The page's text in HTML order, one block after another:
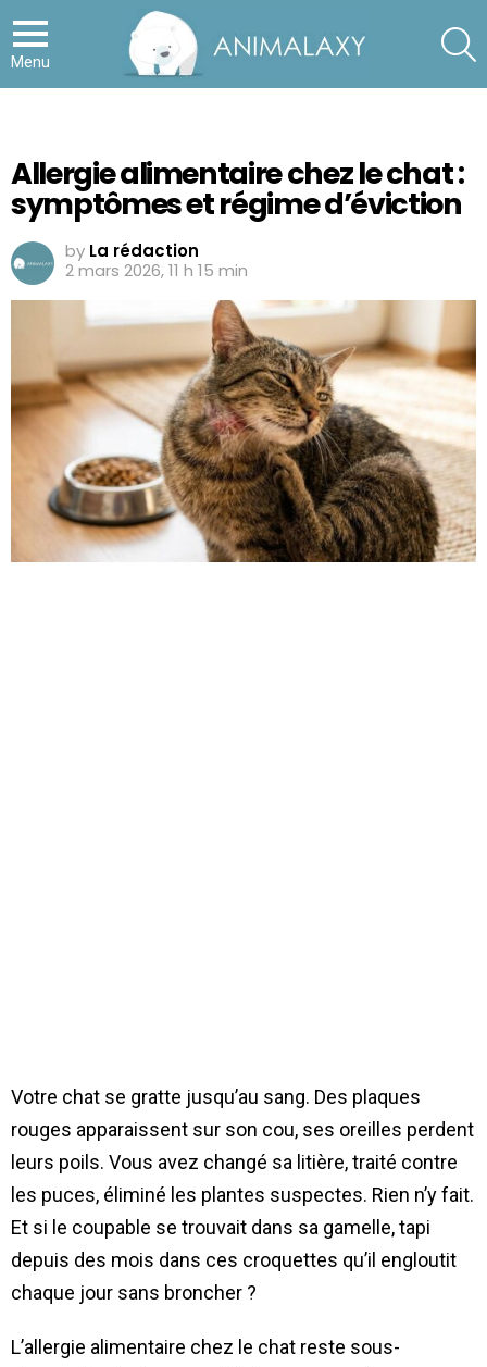
Menu
Allergie alimentaire chez le chat :
symptômes et régime d’éviction
by La rédaction
2 mars 2026, 11 h 15 min
Votre chat se gratte jusqu’au sang. Des plaques
rouges apparaissent sur son cou, ses oreilles perdent
leurs poils. Vous avez changé sa litière, traité contre
les puces, éliminé les plantes suspectes. Rien n’y fait.
Et si le coupable se trouvait dans sa gamelle, tapi
depuis des mois dans ces croquettes qu’il engloutit
chaque jour sans broncher ?
L’allergie alimentaire chez le chat reste sous-